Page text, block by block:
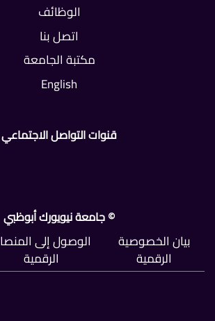
الوظائف
اتصل بنا
مكتبة الجامعة
English
قنوات التواصل الاجتماعي
© جامعة نيويورك أبوظبي
بيان الخصوصية
الرقمية
الوصول إلى المنصات
الرقمية